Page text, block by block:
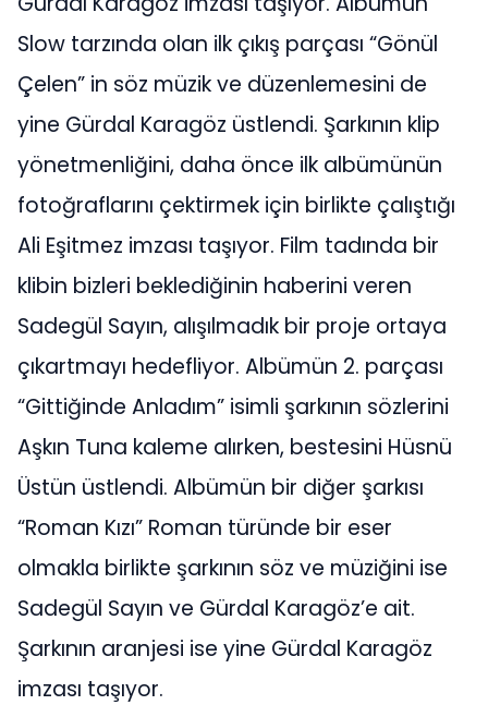
Slow tarzında olan ilk çıkış parçası “Gönül
Çelen” in söz müzik ve düzenlemesini de
yine Gürdal Karagöz üstlendi. Şarkının klip
yönetmenliğini, daha önce ilk albümünün
fotoğraflarını çektirmek için birlikte çalıştığı
Ali Eşitmez imzası taşıyor. Film tadında bir
klibin bizleri beklediğinin haberini veren
Sadegül Sayın, alışılmadık bir proje ortaya
çıkartmayı hedefliyor. Albümün 2. parçası
“Gittiğinde Anladım” isimli şarkının sözlerini
Aşkın Tuna kaleme alırken, bestesini Hüsnü
Üstün üstlendi. Albümün bir diğer şarkısı
“Roman Kızı” Roman türünde bir eser
olmakla birlikte şarkının söz ve müziğini ise
Sadegül Sayın ve Gürdal Karagöz’e ait.
Şarkının aranjesi ise yine Gürdal Karagöz
imzası taşıyor.